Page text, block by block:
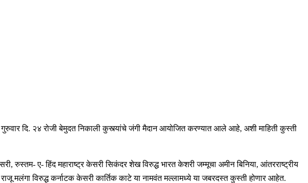
दि. २४ रोजी बेमुदत निकाली कुस्त्यांचे जंगी मैदान आयोजित करण्यात आले आहे, अशी माहिती कुस्ती
रुस्तम- ए- हिंद महाराष्ट्र केसरी सिकंदर शेख विरुद्ध भारत केशरी जम्मूचा अमीन बिनिया, आंतरराष्ट्रीय
मलंगा विरुद्ध कर्नाटक केसरी कार्तिक काटे या नामवंत मल्लामध्ये या जबरदस्त कुस्ती होणार आहेत.